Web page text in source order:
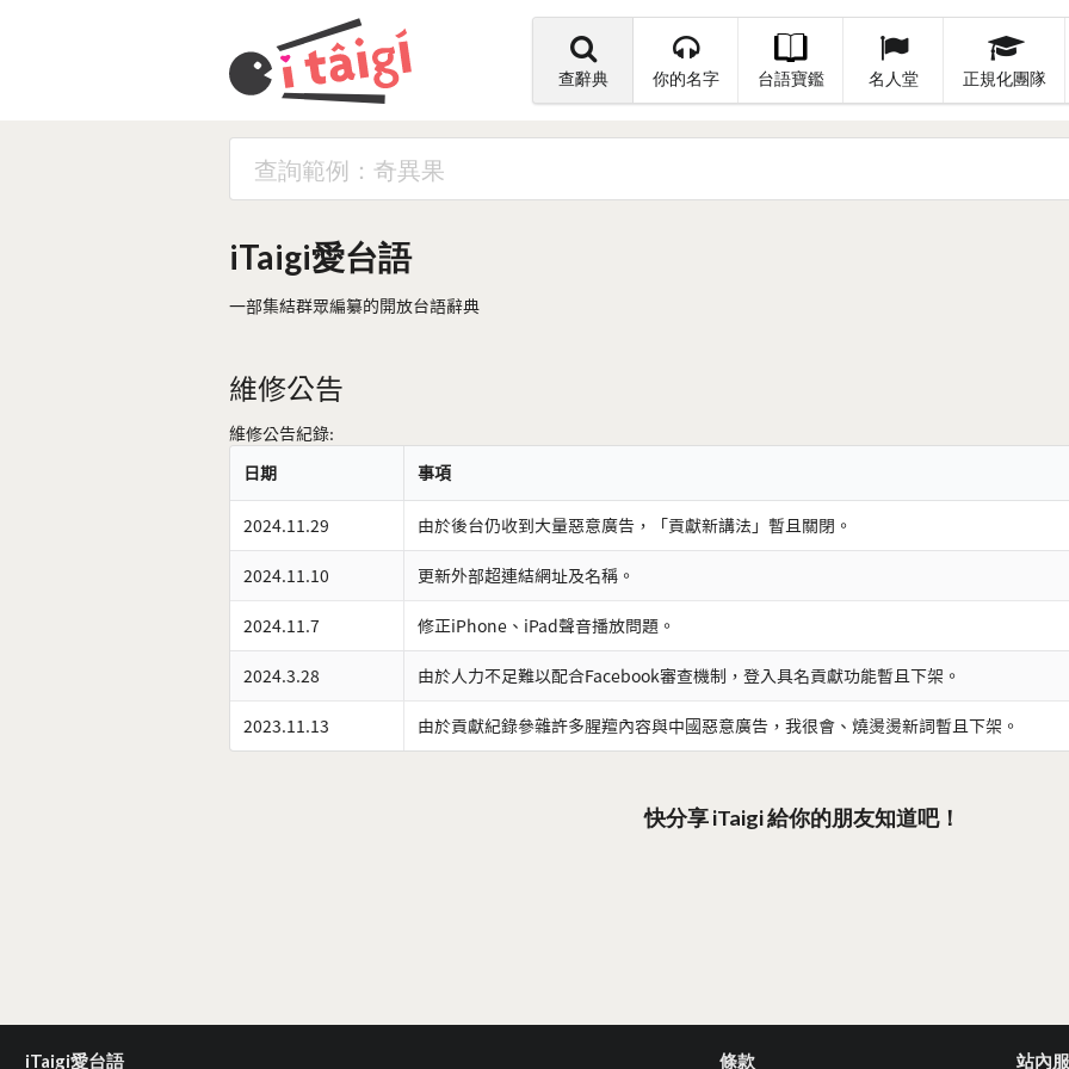
查辭典 你的名字 台語寶鑑 名人堂 正規化團隊
iTaigi愛台語
一部集結群眾編纂的開放台語辭典
維修公告
維修公告紀錄:
日期
事項
2024.11.29 由於後台仍收到大量惡意廣告，「貢獻新講法」暫且關閉。
2024.11.10 更新外部超連結網址及名稱。
2024.11.7 修正iPhone、iPad聲音播放問題。
2024.3.28 由於人力不足難以配合Facebook審查機制，登入具名貢獻功能暫且下架。
2023.11.13 由於貢獻紀錄參雜許多腥羶內容與中國惡意廣告，我很會、燒燙燙新詞暫且下架。
快分享 iTaigi 給你的朋友知道吧！
iTaigi愛台語 條款 站內